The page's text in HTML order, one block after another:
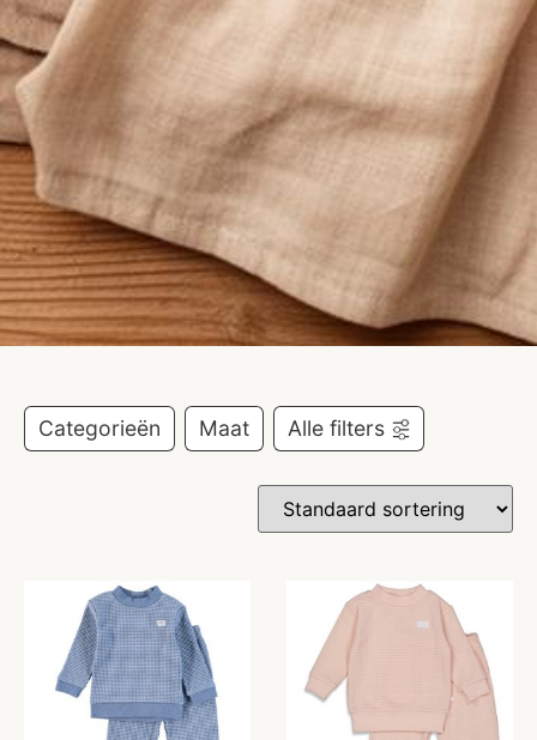
Categorieën Maat Alle filters